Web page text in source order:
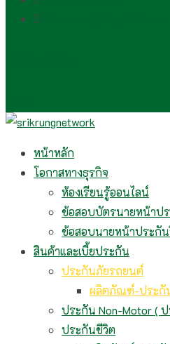
หน้าหลัก
โอกาสทางธุรกิจ
ห้องเรียนรู้ออนไลน์
ข้อสอบบัตรนายหน้าป
ข้อสอบนายหน้าประกั
สินค้าและเบี้ยประกัน
ประกันภัยรถยนต์
ผลิตภัณฑ์-ประกั
ประกัน Non-Motor (
ประกันชีวิต